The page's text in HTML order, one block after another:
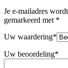
Je e-mailadres
gemarkeerd met *
Uw waardering*
Uw beoordeling*